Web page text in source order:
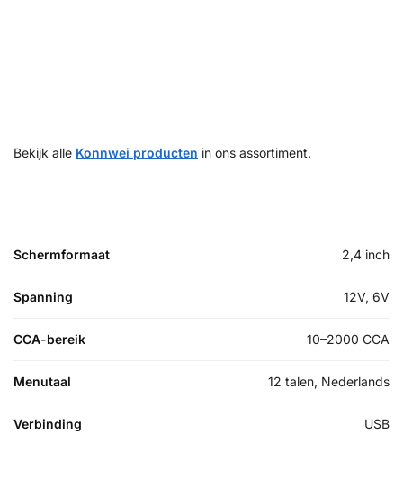
Bekijk alle Konnwei producten in ons assortiment.
Schermformaat 2,4 inch
Spanning 12V, 6V
CCA-bereik 10–2000 CCA
Menutaal 12 talen, Nederlands
Verbinding USB